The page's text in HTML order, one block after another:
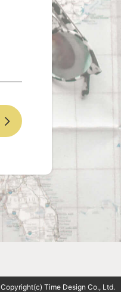
Copyright(c) Time Design Co., Ltd.